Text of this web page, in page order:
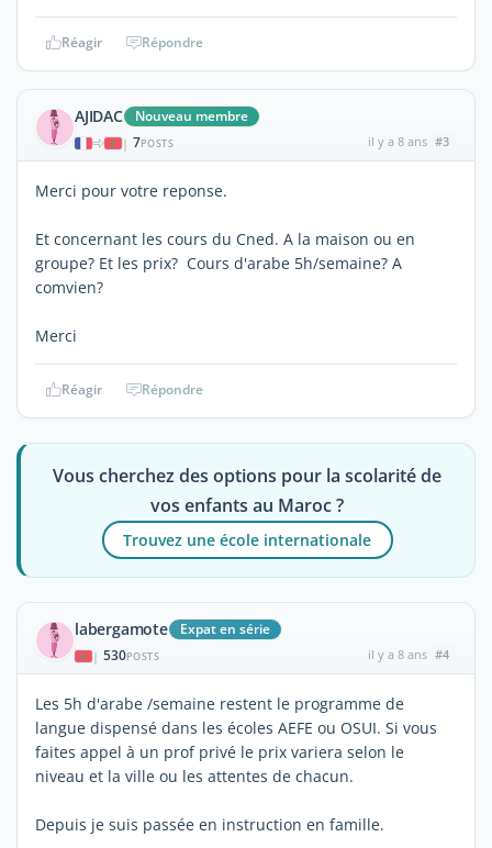
Réagir Répondre
AJIDAC Nouveau membre
| 7POSTS il y a 8 ans #3
Merci pour votre reponse.
Et concernant les cours du Cned. A la maison ou en
groupe? Et les prix? Cours d'arabe 5h/semaine? A
comvien?
Merci
Réagir Répondre
Vous cherchez des options pour la scolarité de
vos enfants au Maroc ?
Trouvez une école internationale
labergamote Expat en série
| 530POSTS il y a 8 ans #4
Les 5h d'arabe /semaine restent le programme de
langue dispensé dans les écoles AEFE ou OSUI. Si vous
faites appel à un prof privé le prix variera selon le
niveau et la ville ou les attentes de chacun.
Depuis je suis passée en instruction en famille.